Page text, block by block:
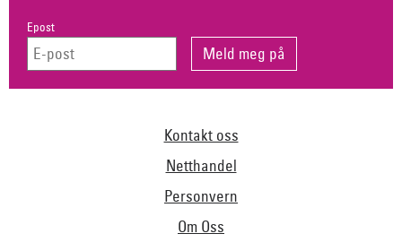
Epost
Kontakt oss
Netthandel
Personvern
Om Oss